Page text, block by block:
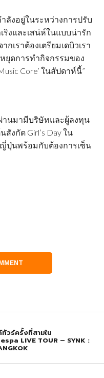
ลังอยู่ในระหว่างการปรับ
ริงและเสน่ห์ในแบบน่ารัก
ากเราต้องเตรียมเดบิวเรา
ยุดการทำกิจกรรมของ
Core’ ในสัปดาห์นี้”
านมามีบริษัทและผู้ลงทุน
งกัด Girl’s Day ใน
ญี่ปุ่นพร้อมกับต้องการเซ็น
วร์ครั้งที่สามใน
LIVE TOUR – SYNK :